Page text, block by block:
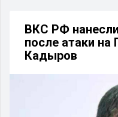
ВКС РФ
после атаки
Кадыров